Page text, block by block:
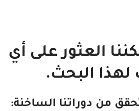
العثور على أي
لهذا البحث.
من دوراتنا الساخنة: